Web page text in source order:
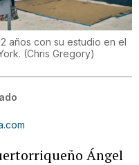
años con su estudio en el
(Chris Gregory)
Ángel